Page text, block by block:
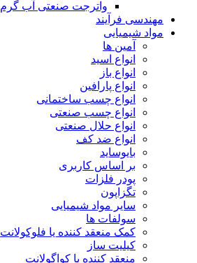
واترجت صنعتی آب گرم
مهندسی فرآیند
مواد شیمیایی
آمین ها
انواع اسید
انواع باز
انواع پارافین
انواع چسب ساختمانی
انواع چسب صنعتی
انواع حلال صنعتی
انواع ضد کف
بایوساید
بر اساس کاربری
پودر فلزات
تگزاپون
سایر مواد شیمیایی
سولفات ها
کمک منعقد کننده یا فلوکولانت
کیلیت ساز
منعقد کننده یا کواگولانت